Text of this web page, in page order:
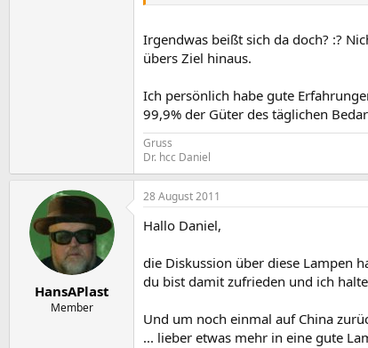
Irgendwas beißt sich da doch? :?
übers Ziel hinaus.
Ich persönlich habe gute
99,9% der Güter des täglichen
Gruss
Dr. hcc Daniel
HansAPlast
Member
28 August 2011
Hallo Daniel,
die Diskussion über diese Lampen
du bist damit zufrieden und ich
Und um noch einmal auf China
... lieber etwas mehr in eine gute